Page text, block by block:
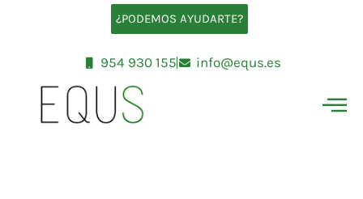
¿PODEMOS AYUDARTE?
954 930 155 info@equs.es